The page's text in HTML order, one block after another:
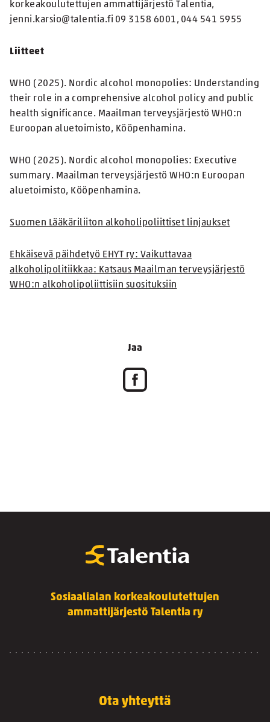
korkeakoulutettujen ammattijärjestö Talentia,
jenni.karsio@talentia.fi 09 3158 6001, 044 541 5955
Liitteet
WHO (2025). Nordic alcohol monopolies: Understanding
their role in a comprehensive alcohol policy and public
health significance. Maailman terveysjärjestö WHO:n
Euroopan aluetoimisto, Kööpenhamina.
WHO (2025). Nordic alcohol monopolies: Executive
summary. Maailman terveysjärjestö WHO:n Euroopan
aluetoimisto, Kööpenhamina.
Suomen Lääkäriliiton alkoholipoliittiset linjaukset
Ehkäisevä päihdetyö EHYT ry: Vaikuttavaa
alkoholipolitiikkaa: Katsaus Maailman terveysjärjestö
WHO:n alkoholipoliittisiin suosituksiin
Jaa
Sosiaalialan korkeakoulutettujen
ammattijärjestö Talentia ry
Ota yhteyttä